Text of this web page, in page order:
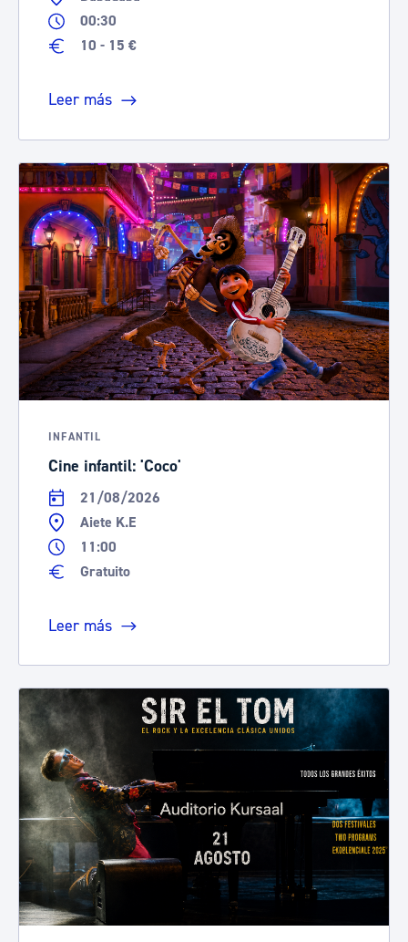
00:30
10 - 15 €
Leer más
INFANTIL
Cine infantil: 'Coco'
21/08/2026
Aiete K.E
11:00
Gratuito
Leer más